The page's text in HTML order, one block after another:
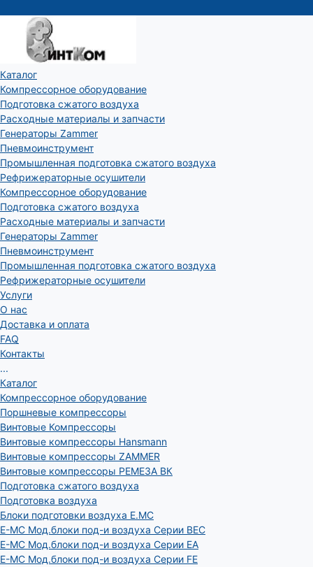
Каталог
Компрессорное оборудование
Подготовка сжатого воздуха
Расходные материалы и запчасти
Генераторы Zammer
Пневмоинструмент
Промышленная подготовка сжатого воздуха
Рефрижераторные осушители
Компрессорное оборудование
Подготовка сжатого воздуха
Расходные материалы и запчасти
Генераторы Zammer
Пневмоинструмент
Промышленная подготовка сжатого воздуха
Рефрижераторные осушители
Услуги
О нас
Доставка и оплата
FAQ
Контакты
...
Каталог
Компрессорное оборудование
Поршневые компрессоры
Винтовые Компрессоры
Винтовые компрессоры Hansmann
Винтовые компрессоры ZAMMER
Винтовые компрессоры РЕМЕЗА ВК
Подготовка сжатого воздуха
Подготовка воздуха
Блоки подготовки воздуха E.MC
E-MC Мод.блоки под-и воздуха Серии BEC
E-MC Мод.блоки под-и воздуха Серии EA
E-MC Мод.блоки под-и воздуха Серии FE